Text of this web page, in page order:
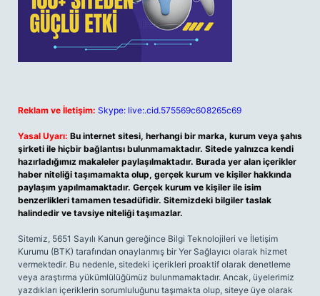
Reklam ve İletişim: Skype: live:.cid.575569c608265c69
Yasal Uyarı: Bu internet sitesi, herhangi bir marka, kurum veya şahıs
şirketi ile hiçbir bağlantısı bulunmamaktadır. Sitede yalnızca kendi
hazırladığımız makaleler paylaşılmaktadır. Burada yer alan içerikler
haber niteliği taşımamakta olup, gerçek kurum ve kişiler hakkında
paylaşım yapılmamaktadır. Gerçek kurum ve kişiler ile isim
benzerlikleri tamamen tesadüfidir. Sitemizdeki bilgiler taslak
halindedir ve tavsiye niteliği taşımazlar.
Sitemiz, 5651 Sayılı Kanun gereğince Bilgi Teknolojileri ve İletişim
Kurumu (BTK) tarafından onaylanmış bir Yer Sağlayıcı olarak hizmet
vermektedir. Bu nedenle, sitedeki içerikleri proaktif olarak denetleme
veya araştırma yükümlülüğümüz bulunmamaktadır. Ancak, üyelerimiz
yazdıkları içeriklerin sorumluluğunu taşımakta olup, siteye üye olarak